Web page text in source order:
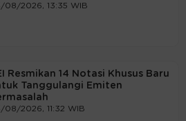
08/2026, 13:35 WIB
Resmikan 14 Notasi Khusus Baru
Tanggulangi Emiten
08/2026, 11:32 WIB